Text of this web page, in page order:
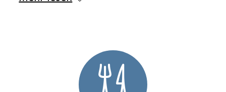
mehrere Male gelaufen.
Einkehrmöglichkeiten:
Festsaal - Reit
im Winkler Stuben, Gaststätten im Ort.